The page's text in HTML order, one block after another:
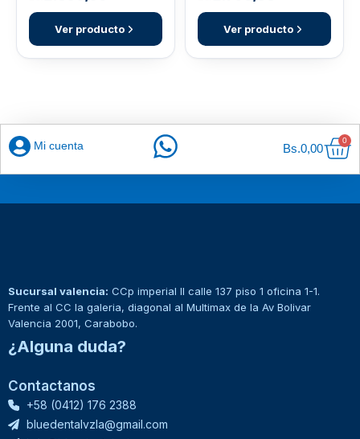
Ver producto Ver producto
Mi cuenta Bs.0,00
0
Sucursal valencia: CCp imperial II calle 137 piso 1 oficina 1-1.
Frente al CC la galeria, diagonal al Multimax de la Av Bolivar
Valencia 2001, Carabobo.
¿Alguna duda?
Contactanos
+58 (0412) 176 2388
bluedentalvzla@gmail.com